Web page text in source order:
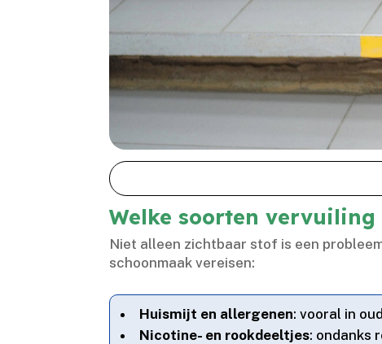
Welke soorten
Niet alleen zichtbaar stof is een
schoonmaak vereisen:
Huismijt en allergenen: vooral in
Nicotine- en rookdeeltjes: ondanks